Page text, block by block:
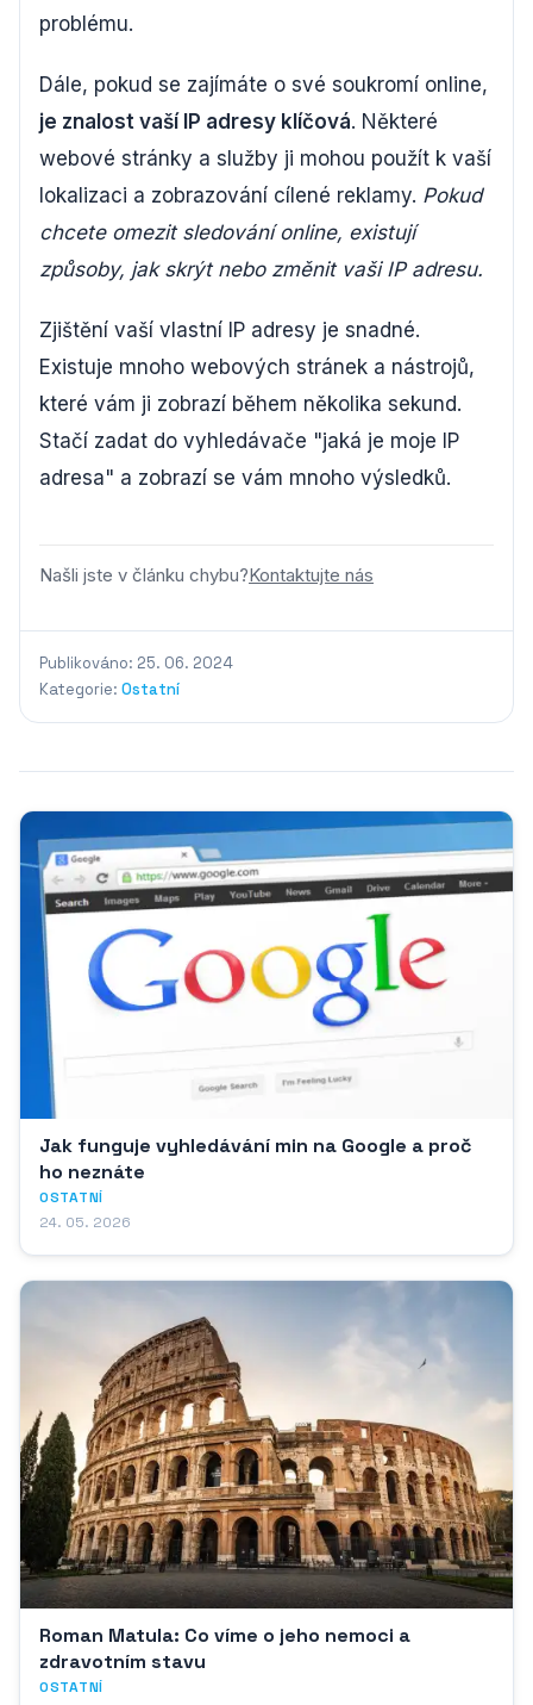
problému.
Dále, pokud se zajímáte o své soukromí online,
je znalost vaší IP adresy klíčová. Některé
webové stránky a služby ji mohou použít k vaší
lokalizaci a zobrazování cílené reklamy. Pokud
chcete omezit sledování online, existují
způsoby, jak skrýt nebo změnit vaši IP adresu.
Zjištění vaší vlastní IP adresy je snadné.
Existuje mnoho webových stránek a nástrojů,
které vám ji zobrazí během několika sekund.
Stačí zadat do vyhledávače "jaká je moje IP
adresa" a zobrazí se vám mnoho výsledků.
Našli jste v článku chybu?Kontaktujte nás
Publikováno: 25. 06. 2024
Kategorie: Ostatní
Jak funguje vyhledávání min na Google a proč
ho neznáte
OSTATNÍ
24. 05. 2026
Roman Matula: Co víme o jeho nemoci a
zdravotním stavu
OSTATNÍ